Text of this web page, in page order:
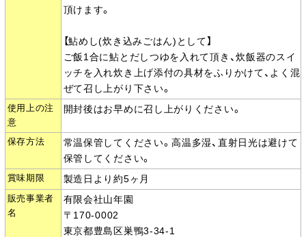
頂けます。
【鮎めし(炊き込みごはん)として】
ご飯1合に鮎とだしつゆを入れて頂き、炊飯器のスイ
ッチを入れ炊き上げ添付の具材をふりかけて、よく混
ぜて召し上がり下さい。
使用上の注
意
開封後はお早めに召し上がりください。
保存方法
常温保管してください。高温多湿、直射日光は避けて
保管してください。
賞味期限 製造日より約5ヶ月
販売事業者
名
有限会社山年園
〒170-0002
東京都豊島区巣鴨3-34-1